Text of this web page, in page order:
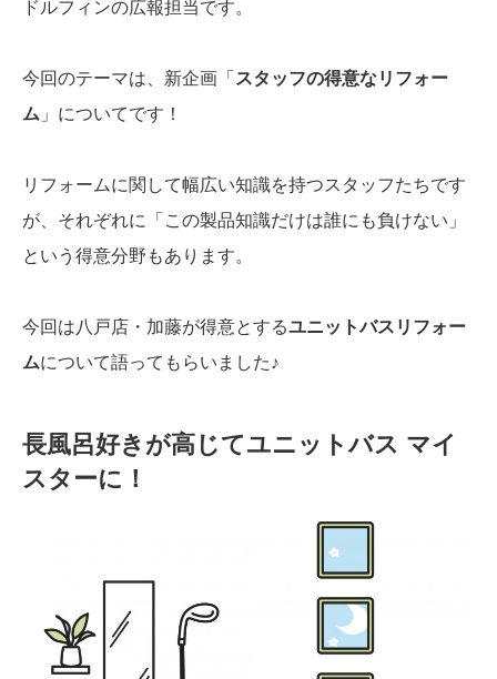
ドルフィンの広報担当です。
今回のテーマは、新企画「スタッフの得意なリフォー
ム 」についてです！
リフォームに関して幅広い知識を持つスタッフたちです
が、それぞれに「この製品知識だけは誰にも負けない」
という得意分野もあります。
今回は八戸店・加藤が得意とするユニットバスリフォー
ムについて語ってもらいました♪
長風呂好きが高じてユニットバス マイ
スターに！